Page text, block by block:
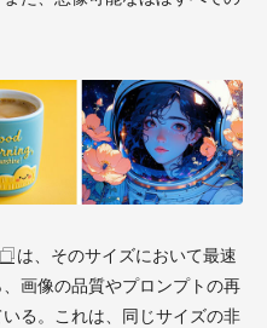
は、そのサイズにおいて最速
画像の品質やプロンプトの再
る。これは、同じサイズの非